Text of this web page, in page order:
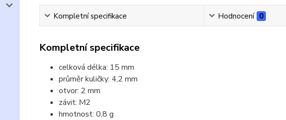
Kompletní specifikace Hodnocení 0
Kompletní specifikace
celková délka: 15 mm
průměr kuličky: 4,2 mm
otvor: 2 mm
závit: M2
hmotnost: 0,8 g